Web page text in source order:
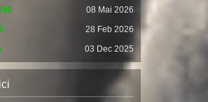
08 Mai 2026
28 Feb 2026
03 Dec 2025